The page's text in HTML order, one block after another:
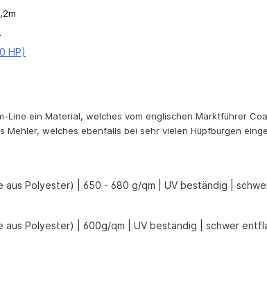
HP)
ein Material, welches vom englischen Marktführer
welches ebenfalls bei sehr vielen Hüpfburgen
Polyester) | 650 - 680 g/qm | UV beständig |
Polyester) | 600g/qm | UV beständig | schwer